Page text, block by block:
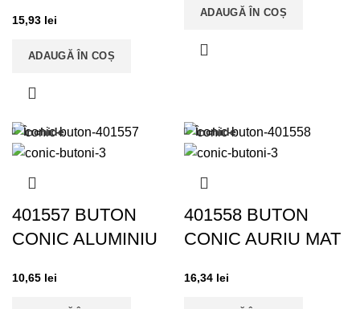
15,93 lei
ADAUGĂ ÎN COȘ
ADAUGĂ ÎN COȘ
Închide
401557 BUTON
CONIC ALUMINIU
10,65 lei
Închide
401558 BUTON
CONIC AURIU MAT
16,34 lei